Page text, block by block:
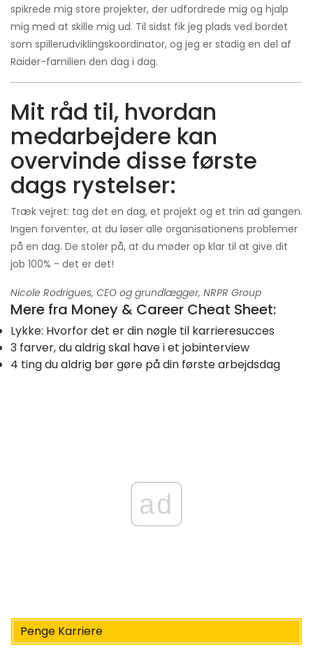
spikrede mig store projekter, der udfordrede mig og hjalp
mig med at skille mig ud. Til sidst fik jeg plads ved bordet
som spillerudviklingskoordinator, og jeg er stadig en del af
Raider-familien den dag i dag.
Mit råd til, hvordan
medarbejdere kan
overvinde disse første
dags rystelser:
Træk vejret: tag det en dag, et projekt og et trin ad gangen.
Ingen forventer, at du løser alle organisationens problemer
på en dag. De stoler på, at du møder op klar til at give dit
job 100% - det er det!
Nicole Rodrigues, CEO og grundlægger, NRPR Group
Mere fra Money & Career Cheat Sheet:
Lykke: Hvorfor det er din nøgle til karrieresucces
3 farver, du aldrig skal have i et jobinterview
4 ting du aldrig bør gøre på din første arbejdsdag
ad
Penge Karriere